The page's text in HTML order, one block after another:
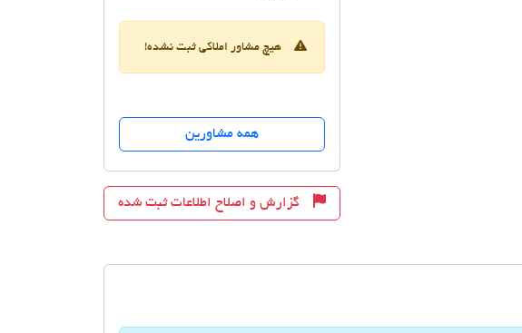
هیچ مشاور املاکی ثبت نشده!
همه مشاورین
گزارش و اصلاح اطلاعات ثبت شده